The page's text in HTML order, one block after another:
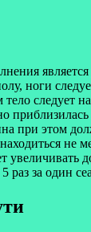
ноги
следует
при этом
не
увеличивать
раз за один